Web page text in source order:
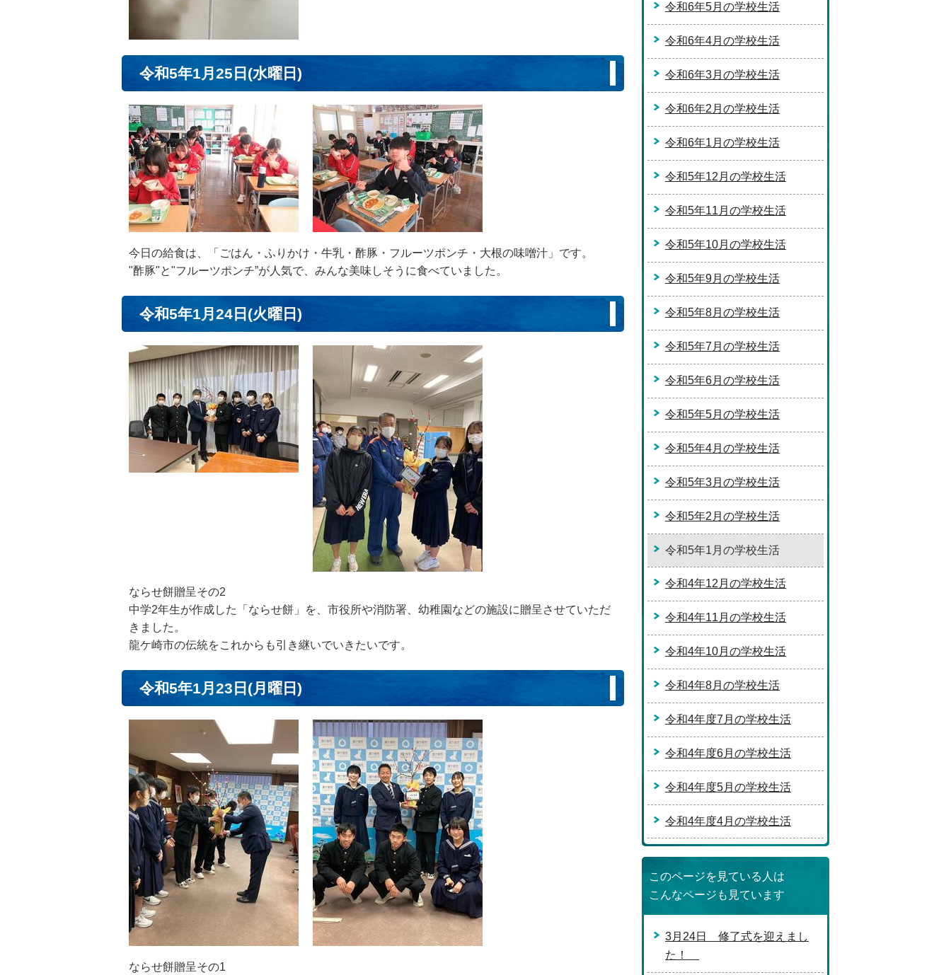
令和5年1月25日(水曜日)
今日の給食は、「ごはん・ふりかけ・牛乳・酢豚・フルーツポンチ・大根の味噌汁」です。
"酢豚"と"フルーツポンチ”が人気で、みんな美味しそうに食べていました。
令和5年1月24日(火曜日)
ならせ餅贈呈その2
中学2年生が作成した「ならせ餅」を、市役所や消防署、幼稚園などの施設に贈呈させていただ
きました。
龍ケ崎市の伝統をこれからも引き継いでいきたいです。
令和5年1月23日(月曜日)
ならせ餅贈呈その1
令和6年5月の学校生活
令和6年4月の学校生活
令和6年3月の学校生活
令和6年2月の学校生活
令和6年1月の学校生活
令和5年12月の学校生活
令和5年11月の学校生活
令和5年10月の学校生活
令和5年9月の学校生活
令和5年8月の学校生活
令和5年7月の学校生活
令和5年6月の学校生活
令和5年5月の学校生活
令和5年4月の学校生活
令和5年3月の学校生活
令和5年2月の学校生活
令和5年1月の学校生活
令和4年12月の学校生活
令和4年11月の学校生活
令和4年10月の学校生活
令和4年8月の学校生活
令和4年度7月の学校生活
令和4年度6月の学校生活
令和4年度5月の学校生活
令和4年度4月の学校生活
このページを見ている人は
こんなページも見ています
3月24日 修了式を迎えまし
た！